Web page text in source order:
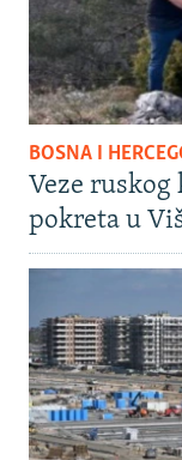
BOSNA I
Veze ruskog
pokreta u